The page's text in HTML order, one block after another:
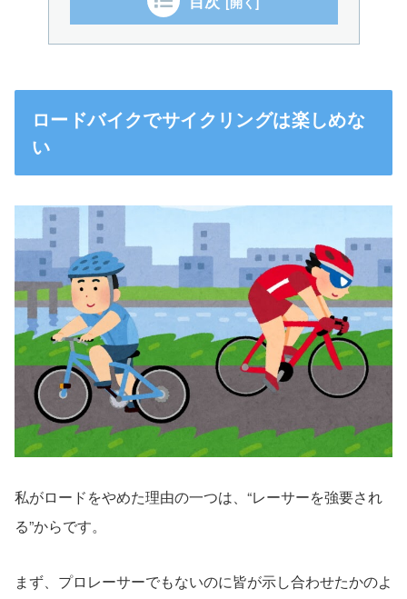
ロードバイクでサイクリングは楽しめな
い
私がロードをやめた理由の一つは、“レーサーを強要され
る”からです。
まず、プロレーサーでもないのに皆が示し合わせたかのよ